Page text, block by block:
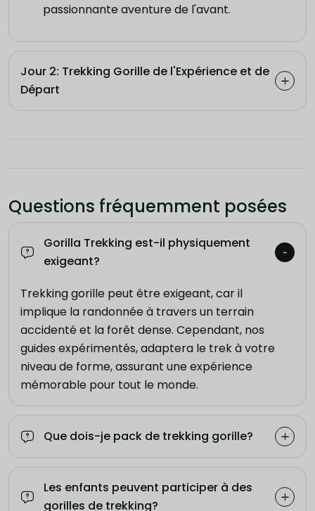
passionnante aventure de l'avant.
Jour 2: Trekking Gorille de l'Expérience et de
Départ
Questions fréquemment posées
Gorilla Trekking est-il physiquement
exigeant?
Trekking gorille peut être exigeant, car il
implique la randonnée à travers un terrain
accidenté et la forêt dense. Cependant, nos
guides expérimentés, adaptera le trek à votre
niveau de forme, assurant une expérience
mémorable pour tout le monde.
Que dois-je pack de trekking gorille?
Les enfants peuvent participer à des
gorilles de trekking?